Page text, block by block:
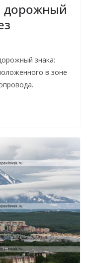
знака:
в зоне